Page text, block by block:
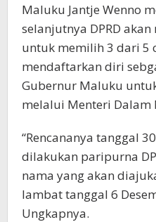
Maluku Jantje Wenno
selanjutnya DPRD
untuk memilih 3 dari 5
mendaftarkan diri
Gubernur Maluku
melalui Menteri Dalam
“Rencananya tanggal
dilakukan paripurna
nama yang akan
lambat tanggal 6
Ungkapnya.